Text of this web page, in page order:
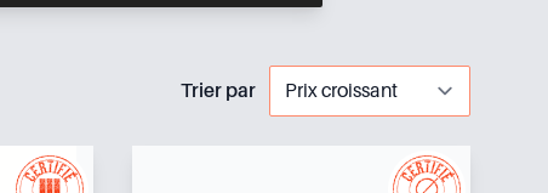
Trier par